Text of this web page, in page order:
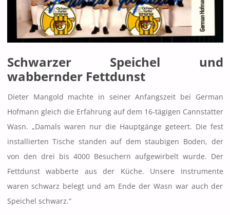
Schwarzer Speichel und
wabbernder Fettdunst
Dieter Mangold machte in seiner Anfangszeit bei German
Hofmann gleich die Erfahrung auf dem 16-tägigen Cannstatter
Wasn. „Damals waren nur die Hauptgänge geteert. Die fest
installierten Tische standen auf dem staubigen Boden, der
von den drei bis 4000 Besuchern aufgewirbelt wurde. Der
Fettdunst wabberte aus der Küche. Unsere Instrumente
waren schwarz belegt und am Ende der Wasn war auch der
Speichel schwarz.“